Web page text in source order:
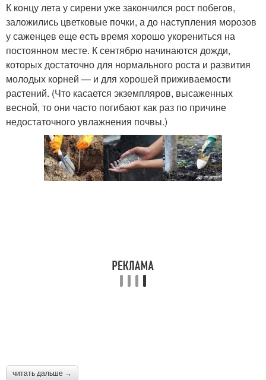
К концу лета у сирени уже закончился рост побегов,
заложились цветковые почки, а до наступления морозов
у саженцев еще есть время хорошо укорениться на
постоянном месте. К сентябрю начинаются дожди,
которых достаточно для нормального роста и развития
молодых корней — и для хорошей приживаемости
растений. (Что касается экземпляров, высаженных
весной, то они часто погибают как раз по причине
недостаточного увлажнения почвы.)
читать дальше →